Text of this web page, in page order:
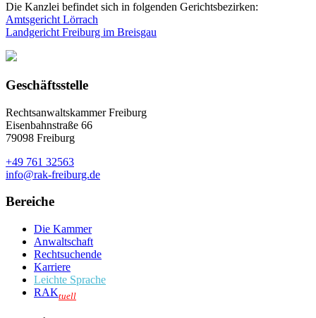
Die Kanzlei befindet sich in folgenden Gerichtsbezirken:
Amtsgericht Lörrach
Landgericht Freiburg im Breisgau
Geschäftsstelle
Rechtsanwaltskammer Freiburg
Eisenbahnstraße 66
79098 Freiburg
+49 761 32563
info@rak-freiburg.de
Bereiche
Die Kammer
Anwaltschaft
Rechtsuchende
Karriere
Leichte Sprache
RAKtuell